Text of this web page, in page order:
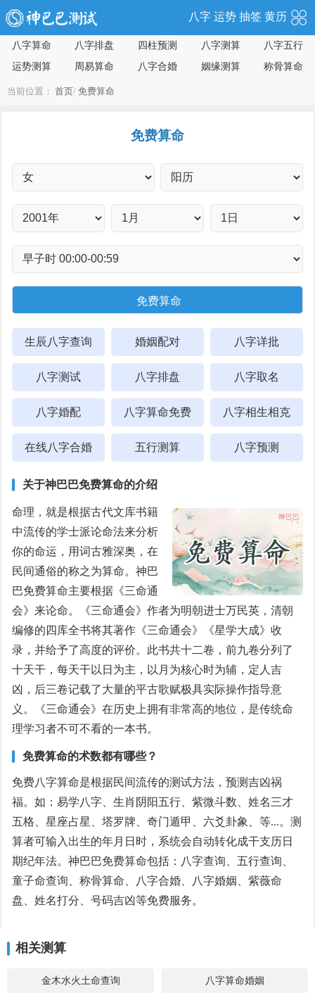
八字 运势 抽签 黄历
八字算命 八字排盘 四柱预测 八字测算
八字五行
运势测算
周易算命 八字合婚 姻缘测算 称骨算命
当前位置： 首页/ 免费算命
免费算命
生辰八字查询 婚姻配对 八字详批
八字测试 八字排盘 八字取名
八字婚配 八字算命免费 八字相生相克
在线八字合婚 五行测算 八字预测
关于神巴巴免费算命的介绍
命理，就是根据古代文库书籍
中流传的学士派论命法来分析
你的命运，用词古雅深奥，在
民间通俗的称之为算命。神巴
巴免费算命主要根据《三命通
会》来论命。《三命通会》作者为明朝进士万民英，清朝
编修的四库全书将其著作《三命通会》《星学大成》收
录，并给予了高度的评价。此书共十二卷，前九卷分列了
十天干，每天干以日为主，以月为核心时为辅，定人吉
凶，后三卷记载了大量的平古歌赋极具实际操作指导意
义。《三命通会》在历史上拥有非常高的地位，是传统命
理学习者不可不看的一本书。
免费算命的术数都有哪些？
免费八字算命是根据民间流传的测试方法，预测吉凶祸
福。如：易学八字、生肖阴阳五行、紫微斗数、姓名三才
五格、星座占星、塔罗牌、奇门遁甲、六爻卦象、等...。测
算者可输入出生的年月日时，系统会自动转化成干支历日
期纪年法。神巴巴免费算命包括：八字查询、五行查询、
童子命查询、称骨算命、八字合婚、八字婚姻、紫薇命
盘、姓名打分、号码吉凶等免费服务。
相关测算
金木水火土命查询 八字算命婚姻